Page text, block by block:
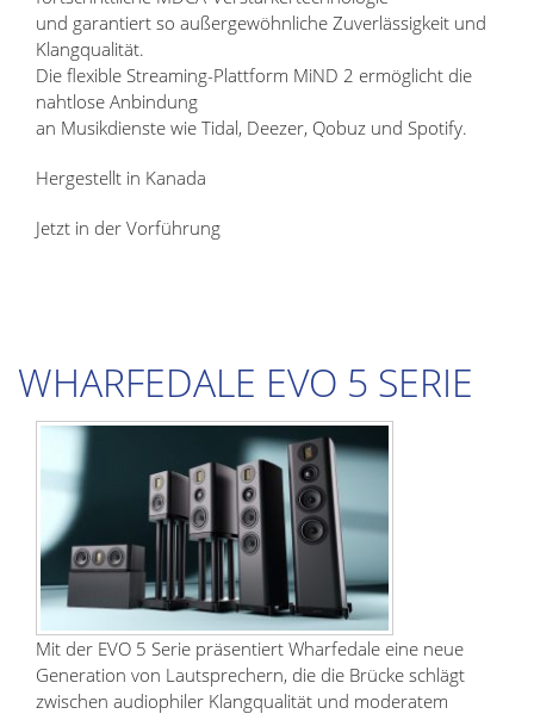
und garantiert so außergewöhnliche Zuverlässigkeit und
Klangqualität.
Die flexible Streaming-Plattform MiND 2 ermöglicht die
nahtlose Anbindung
an Musikdienste wie Tidal, Deezer, Qobuz und Spotify.
Hergestellt in Kanada
Jetzt in der Vorführung
WHARFEDALE EVO 5 SERIE
Mit der EVO 5 Serie präsentiert Wharfedale eine neue
Generation von Lautsprechern, die die Brücke schlägt
zwischen audiophiler Klangqualität und moderatem